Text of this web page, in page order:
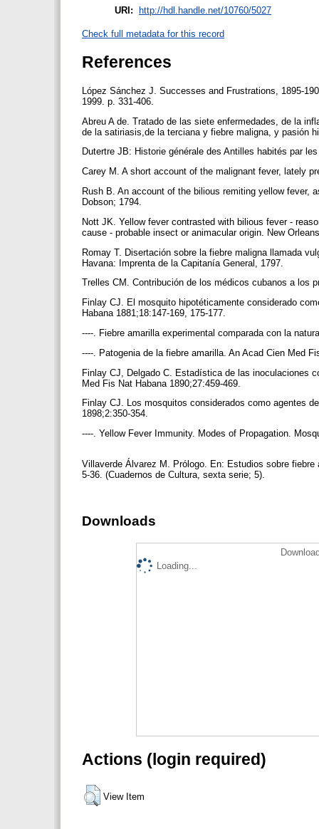
URI: http://hdl.handle.net/10760/5027
Check full metadata for this record
References
López Sánchez J. Successes and Frustrations, 1895-
1999. p. 331-406.
Abreu A de. Tratado de las siete enfermedades, de la
de la satiriasis,de la terciana y fiebre maligna, y pasión
Dutertre JB: Historie générale des Antilles habités par
Carey M. A short account of the malignant fever, lately
Rush B. An account of the bilious remiting yellow fever,
Dobson; 1794.
Nott JK. Yellow fever contrasted with bilious fever -
cause - probable insect or animacular origin. New
Romay T. Disertación sobre la fiebre maligna llamada
Havana: Imprenta de la Capitanía General, 1797.
Trelles CM. Contribución de los médicos cubanos a los
Finlay CJ. El mosquito hipotéticamente considerado
Habana 1881;18:147-169, 175-177.
----. Fiebre amarilla experimental comparada con la
----. Patogenia de la fiebre amarilla. An Acad Cien Med
Finlay CJ, Delgado C. Estadística de las inoculaciones
Med Fis Nat Habana 1890;27:459-469.
Finlay CJ. Los mosquitos considerados como agentes
1898;2:350-354.
----. Yellow Fever Immunity. Modes of Propagation.
Villaverde Álvarez M. Prólogo. En: Estudios sobre
5-36. (Cuadernos de Cultura, sexta serie; 5).
Downloads
Loading...
Actions (login required)
View Item